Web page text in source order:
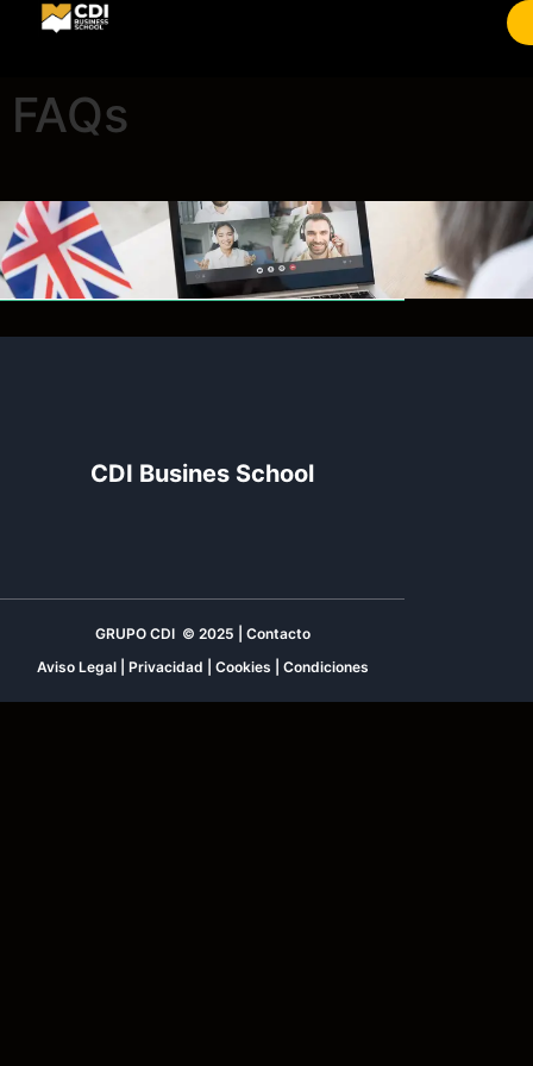
FAQs
CDI Busines School
GRUPO CDI © 2025 | Contacto
Aviso Legal| Privacidad Cookies Condiciones